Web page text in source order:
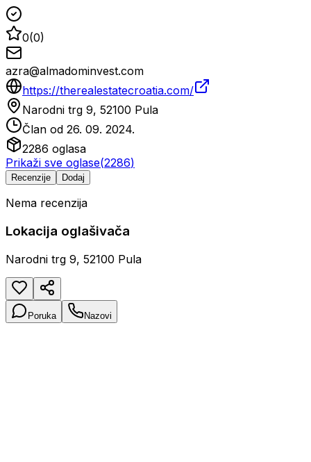
0(0)
azra@almadominvest.com
https://therealestatecroatia.com/
Narodni trg 9, 52100 Pula
Član od 26. 09. 2024.
2286 oglasa
Prikaži sve oglase(2286)
Recenzije Dodaj
Nema recenzija
Lokacija oglašivača
Narodni trg 9, 52100 Pula
Poruka Nazovi